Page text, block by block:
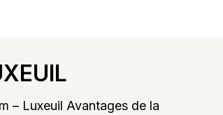
– Luxeuil Avantages de la